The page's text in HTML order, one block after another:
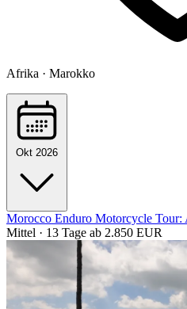
Afrika · Marokko
Okt 2026
Morocco Enduro Motorcycle Tour:
Mittel · 13 Tage ab 2.850 EUR